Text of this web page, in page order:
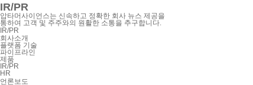
IR/PR
압타머사이언스는 신속하고 정확한 회사 뉴스 제공을
통하여 고객 및 주주와의 원활한 소통을 추구합니다.
IR/PR
회사소개
플랫폼 기술
파이프라인
제품
IR/PR
HR
언론보도